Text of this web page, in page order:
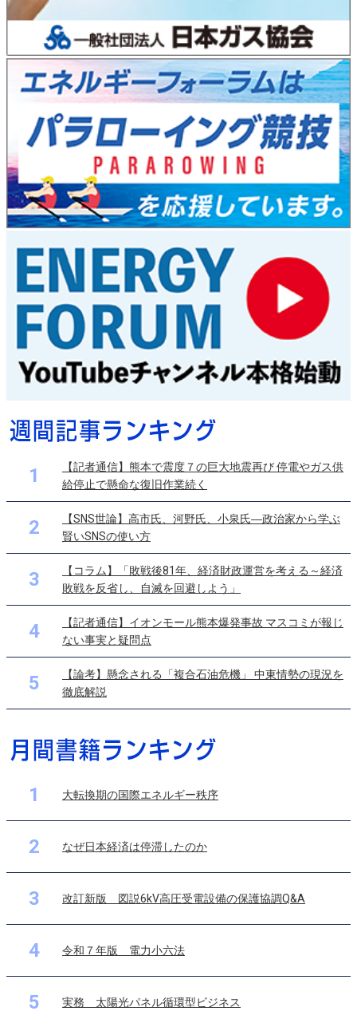
1
【記者通信】熊本で震度７の巨大地震再び 停電やガス供
給停止で懸命な復旧作業続く
2
【SNS世論】高市氏、河野氏、小泉氏―政治家から学ぶ
賢いSNSの使い方
3
【コラム】「敗戦後81年、経済財政運営を考える～経済
敗戦を反省し、自滅を回避しよう」
4
【記者通信】イオンモール熊本爆発事故 マスコミが報じ
ない事実と疑問点
5
【論考】懸念される「複合石油危機」 中東情勢の現況を
徹底解説
1 大転換期の国際エネルギー秩序
2 なぜ日本経済は停滞したのか
3 改訂新版 図説6kV高圧受電設備の保護協調Q&A
4 令和７年版 電力小六法
5 実務 太陽光パネル循環型ビジネス